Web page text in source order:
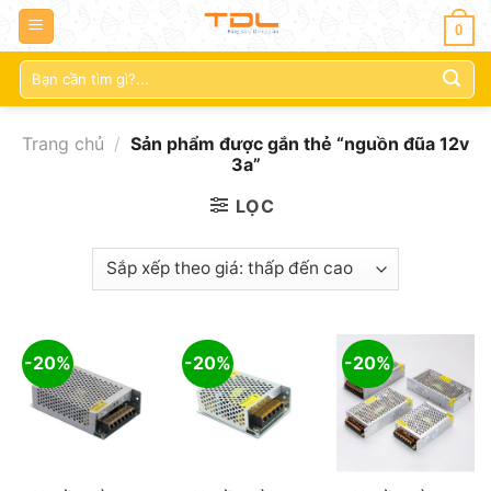
0
Tìm
kiếm:
Trang chủ / Sản phẩm được gắn thẻ “nguồn đũa 12v
3a”
LỌC
-20% -20% -20%